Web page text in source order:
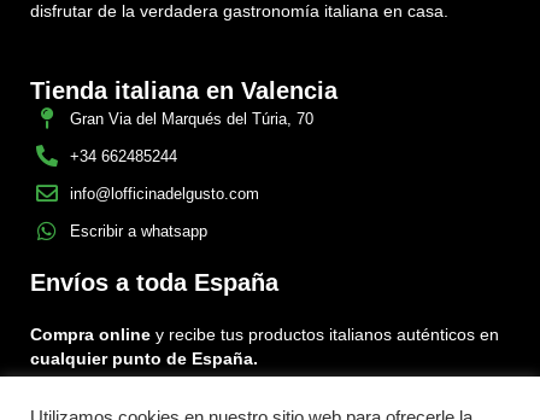
disfrutar de la verdadera gastronomía italiana en casa.
Tienda italiana en Valencia
Gran Via del Marqués del Túria, 70
+34 662485244
info@lofficinadelgusto.com
Escribir a whatsapp
Envíos a toda España
Compra online y recibe tus productos italianos auténticos en
cualquier punto de España.